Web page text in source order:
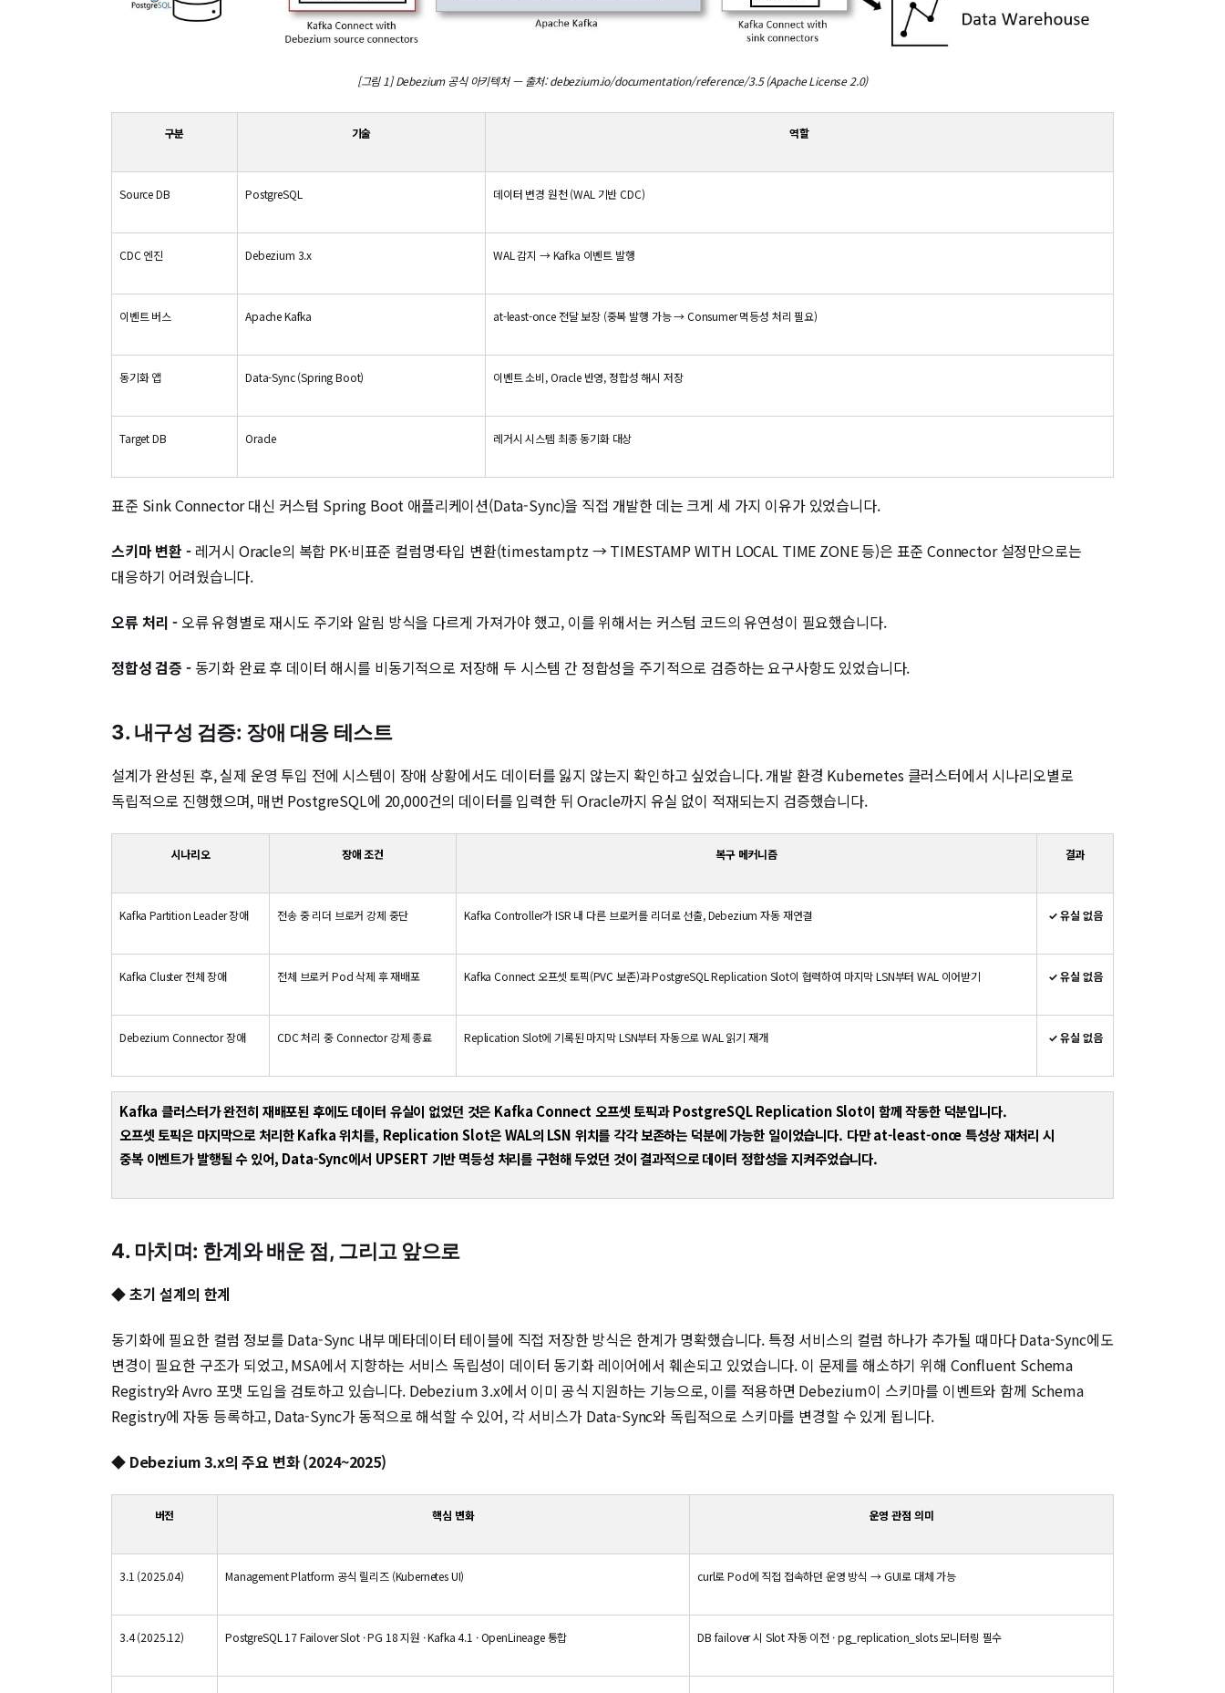
[그림 1] Debezium 공식 아키텍처 — 출처: debezium.io/documentation/reference/3.5 (Apache License 2.0)
구분 기술 역할
Source DB PostgreSQL 데이터 변경 원천 (WAL 기반 CDC)
CDC 엔진 Debezium 3.x WAL 감지 → Kafka 이벤트 발행
이벤트 버스 Apache Kafka at-least-once 전달 보장 (중복 발행 가능 → Consumer 멱등성 처리 필요)
동기화 앱 Data-Sync (Spring Boot) 이벤트 소비, Oracle 반영, 정합성 해시 저장
Target DB Oracle 레거시 시스템 최종 동기화 대상
표준 Sink Connector 대신 커스텀 Spring Boot 애플리케이션(Data-Sync)을 직접 개발한 데는 크게 세 가지 이유가 있었습니다.
스키마 변환 - 레거시 Oracle의 복합 PK·비표준 컬럼명·타입 변환(timestamptz → TIMESTAMP WITH LOCAL TIME ZONE 등)은 표준 Connector 설정만으로는
대응하기 어려웠습니다.
오류 처리 - 오류 유형별로 재시도 주기와 알림 방식을 다르게 가져가야 했고, 이를 위해서는 커스텀 코드의 유연성이 필요했습니다.
정합성 검증 - 동기화 완료 후 데이터 해시를 비동기적으로 저장해 두 시스템 간 정합성을 주기적으로 검증하는 요구사항도 있었습니다.
3. 내구성 검증: 장애 대응 테스트
설계가 완성된 후, 실제 운영 투입 전에 시스템이 장애 상황에서도 데이터를 잃지 않는지 확인하고 싶었습니다. 개발 환경 Kubernetes 클러스터에서 시나리오별로
독립적으로 진행했으며, 매번 PostgreSQL에 20,000건의 데이터를 입력한 뒤 Oracle까지 유실 없이 적재되는지 검증했습니다.
시나리오 장애 조건 복구 메커니즘 결과
Kafka Partition Leader 장애 전송 중 리더 브로커 강제 중단 Kafka Controller가 ISR 내 다른 브로커를 리더로 선출, Debezium 자동 재연결 ✓ 유실 없음
Kafka Cluster 전체 장애 전체 브로커 Pod 삭제 후 재배포 Kafka Connect 오프셋 토픽(PVC 보존)과 PostgreSQL Replication Slot이 협력하여 마지막 LSN부터 WAL 이어받기 ✓ 유실 없음
Debezium Connector 장애 CDC 처리 중 Connector 강제 종료 Replication Slot에 기록된 마지막 LSN부터 자동으로 WAL 읽기 재개 ✓ 유실 없음
Kafka 클러스터가 완전히 재배포된 후에도 데이터 유실이 없었던 것은 Kafka Connect 오프셋 토픽과 PostgreSQL Replication Slot이 함께 작동한 덕분입니다.
오프셋 토픽은 마지막으로 처리한 Kafka 위치를, Replication Slot은 WAL의 LSN 위치를 각각 보존하는 덕분에 가능한 일이었습니다. 다만 at-least-once 특성상 재처리 시
중복 이벤트가 발행될 수 있어, Data-Sync에서 UPSERT 기반 멱등성 처리를 구현해 두었던 것이 결과적으로 데이터 정합성을 지켜주었습니다.
4. 마치며: 한계와 배운 점, 그리고 앞으로
◆초기 설계의 한계
동기화에 필요한 컬럼 정보를 Data-Sync 내부 메타데이터 테이블에 직접 저장한 방식은 한계가 명확했습니다. 특정 서비스의 컬럼 하나가 추가될 때마다 Data-Sync에도
변경이 필요한 구조가 되었고, MSA에서 지향하는 서비스 독립성이 데이터 동기화 레이어에서 훼손되고 있었습니다. 이 문제를 해소하기 위해 Confluent Schema
Registry와 Avro 포맷 도입을 검토하고 있습니다. Debezium 3.x에서 이미 공식 지원하는 기능으로, 이를 적용하면 Debezium이 스키마를 이벤트와 함께 Schema
Registry에 자동 등록하고, Data-Sync가 동적으로 해석할 수 있어, 각 서비스가 Data-Sync와 독립적으로 스키마를 변경할 수 있게 됩니다.
◆ Debezium 3.x의 주요 변화 (2024~2025)
버전 핵심 변화 운영 관점 의미
3.1 (2025.04) Management Platform 공식 릴리즈 (Kubernetes UI) curl로 Pod에 직접 접속하던 운영 방식 → GUI로 대체 가능
3.4 (2025.12) PostgreSQL 17 Failover Slot · PG 18 지원 · Kafka 4.1 · OpenLineage 통합 DB failover 시 Slot 자동 이전 · pg_replication_slots 모니터링 필수